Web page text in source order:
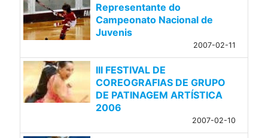
Representante do
Campeonato Nacional de
Juvenis
2007-02-11
III FESTIVAL DE
COREOGRAFIAS DE GRUPO
DE PATINAGEM ARTÍSTICA
2006
2007-02-10